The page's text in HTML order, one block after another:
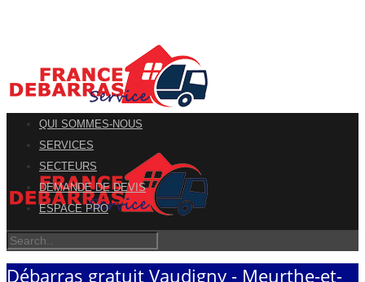
QUI SOMMES-NOUS
SERVICES
SECTEURS
DEMANDE DE DEVIS
ESPACE PRO
Débarras gratuit Vaudigny - Meurthe-et-